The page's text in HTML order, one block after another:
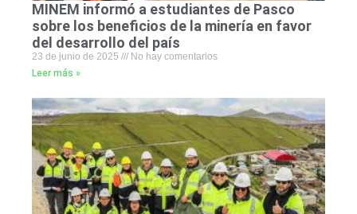
MINEM informó a estudiantes de Pasco
sobre los beneficios de la minería en favor
del desarrollo del país
23 de junio de 2025
No hay comentarios
Leer más »